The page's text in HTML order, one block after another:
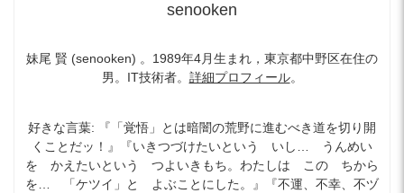
senooken
妹尾 賢 (senooken) 。1989年4月生まれ，東京都中野区在住の
男。IT技術者。 詳細プロフィール。
好きな言葉: 『「覚悟」とは暗闇の荒野に進むべき道を切り開
くことだッ！』『いきつづけたいという いし… うんめい
を かえたいという つよいきもち。わたしは この ちから
を… 「ケツイ」と よぶことにした。』『不運、不幸、不ヅ